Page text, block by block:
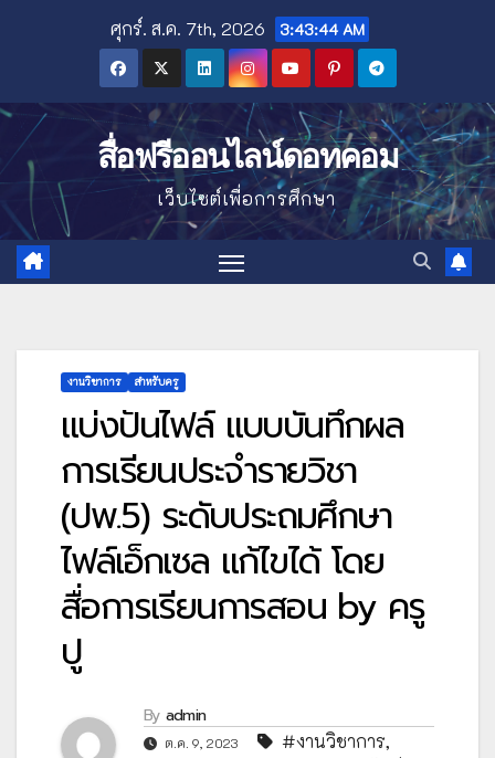
ศุกร์. ส.ค. 7th, 2026 3:43:46 AM
สื่อฟรีออนไลน์ดอทคอม
เว็บไซต์เพื่อการศึกษา
งานวิชาการ สำหรับครู
แบ่งปันไฟล์ แบบบันทึกผล
การเรียนประจำรายวิชา
(ปพ.5) ระดับประถมศึกษา
ไฟล์เอ็กเซล แก้ไขได้ โดย
สื่อการเรียนการสอน by ครู
ปู
By admin
ต.ค. 9, 2023 #งานวิชาการ,